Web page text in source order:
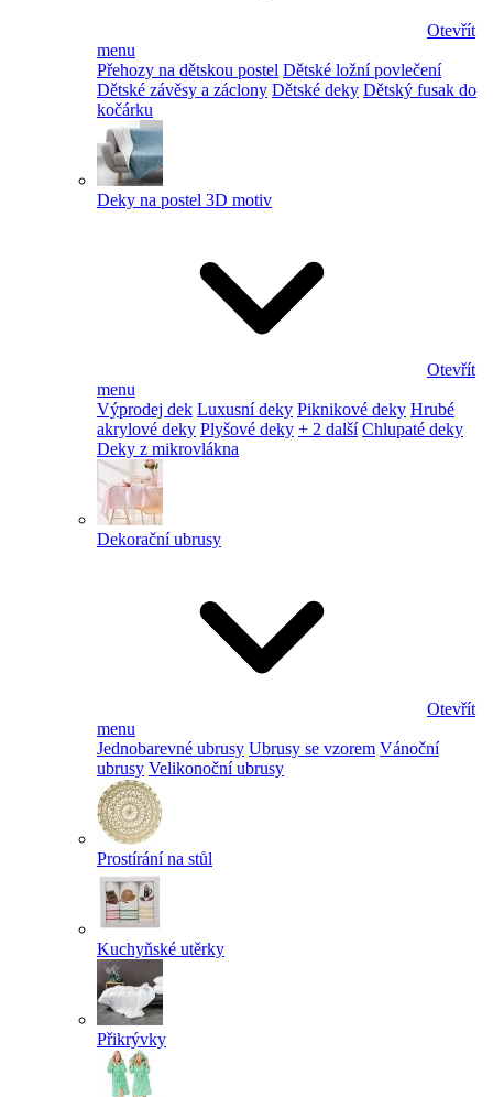
Otevřít
menu
Přehozy na dětskou postel Dětské ložní povlečení
Dětské závěsy a záclony Dětské deky Dětský fusak do
kočárku
Deky na postel 3D motiv
Otevřít
menu
Výprodej dek Luxusní deky Piknikové deky Hrubé
akrylové deky Plyšové deky + 2 další Chlupaté deky
Deky z mikrovlákna
Dekorační ubrusy
Otevřít
menu
Jednobarevné ubrusy Ubrusy se vzorem Vánoční
ubrusy Velikonoční ubrusy
Prostírání na stůl
Kuchyňské utěrky
Přikrývky